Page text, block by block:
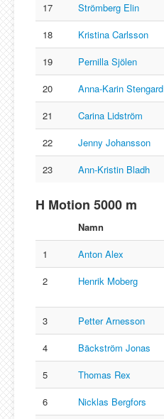
17
Strömberg Elin
18
Kristina Carlsson
19
Pernilla Sjölen
20
Anna-Karin Stengard
21
Carina Lidström
22
Jenny Johansson
23
Ann-Kristin Bladh
H Motion 5000 m
Namn
1
Anton Alex
2
Henrik Moberg
3
Petter Arnesson
4
Bäckström Jonas
5
Thomas Rex
6
Nicklas Bergfors